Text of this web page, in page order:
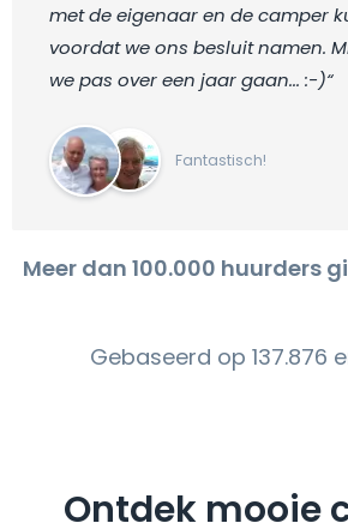
met de eigenaar en de camper
voordat we ons besluit namen.
we pas over een jaar gaan... :-)“
Fantastisch!
Meer dan 100.000 huurders
Gebaseerd op 137.876
Ontdek mooie